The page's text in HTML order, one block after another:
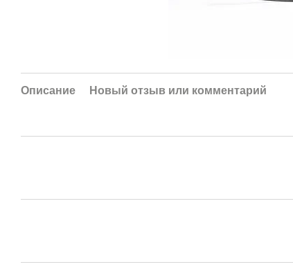
Описание Новый отзыв или комментарий